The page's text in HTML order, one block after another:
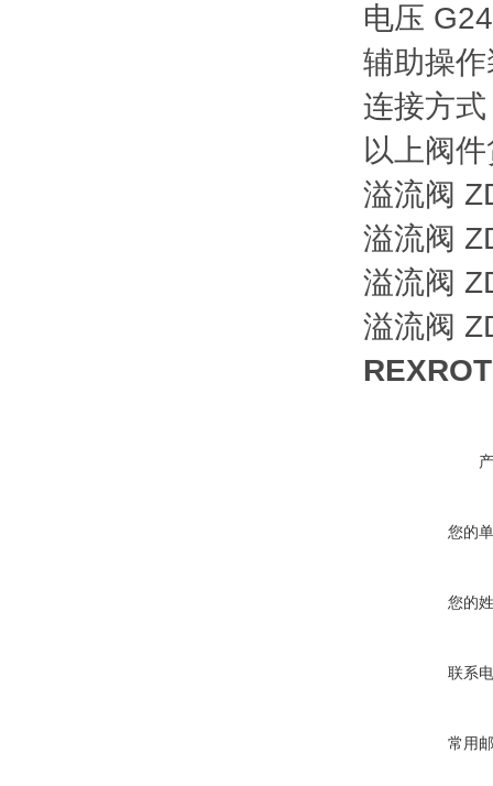
电压
辅助操
连接方
以上阀
溢流阀
溢流阀
溢流阀
溢流阀
您的
您的
联系
常用